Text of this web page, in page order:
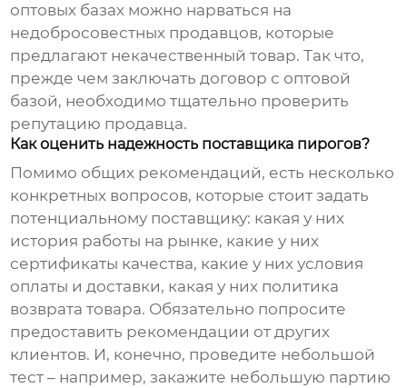
оптовых базах можно нарваться на
недобросовестных продавцов, которые
предлагают некачественный товар. Так что,
прежде чем заключать договор с оптовой
базой, необходимо тщательно проверить
репутацию продавца.
Как оценить надежность поставщика пирогов?
Помимо общих рекомендаций, есть несколько
конкретных вопросов, которые стоит задать
потенциальному поставщику: какая у них
история работы на рынке, какие у них
сертификаты качества, какие у них условия
оплаты и доставки, какая у них политика
возврата товара. Обязательно попросите
предоставить рекомендации от других
клиентов. И, конечно, проведите небольшой
тест – например, закажите небольшую партию